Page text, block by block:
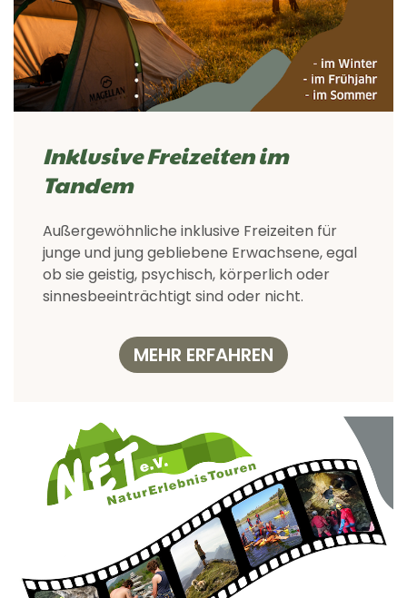
Inklusive Freizeiten im
Tandem
Außergewöhnliche inklusive Freizeiten für
junge und jung gebliebene Erwachsene, egal
ob sie geistig, psychisch, körperlich oder
sinnesbeeinträchtigt sind oder nicht.
MEHR ERFAHREN